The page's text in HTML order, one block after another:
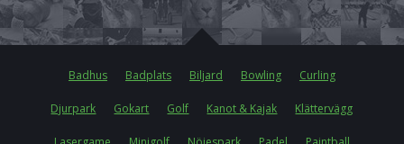
Badhus Badplats Biljard Bowling Curling
Djurpark Gokart Golf Kanot & Kajak Klättervägg